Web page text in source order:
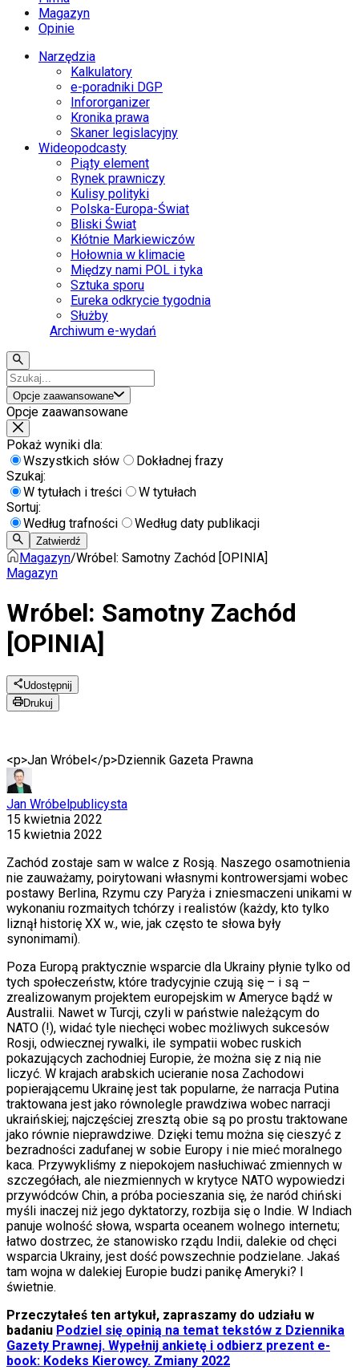
Magazyn
Opinie
Narzędzia
Kalkulatory
e-poradniki DGP
Infororganizer
Kronika prawa
Skaner legislacyjny
Wideopodcasty
Piąty element
Rynek prawniczy
Kulisy polityki
Polska-Europa-Świat
Bliski Świat
Kłótnie Markiewiczów
Hołownia w klimacie
Między nami POL i tyka
Sztuka sporu
Eureka odkrycie tygodnia
Służby
Archiwum e-wydań
Opcje zaawansowane
Opcje zaawansowane
Pokaż wyniki dla:
Wszystkich słów
Dokładnej frazy
Szukaj:
W tytułach i treści
W tytułach
Sortuj:
Według trafności
Według daty publikacji
Zatwierdź
Magazyn/Wróbel: Samotny Zachód [OPINIA]
Magazyn
Wróbel: Samotny Zachód
[OPINIA]
Udostępnij
Drukuj
<p>Jan Wróbel</p>Dziennik Gazeta Prawna
Jan Wróbelpublicysta
15 kwietnia 2022
15 kwietnia 2022
Zachód zostaje sam w walce z Rosją. Naszego osamotnienia
nie zauważamy, poirytowani własnymi kontrowersjami wobec
postawy Berlina, Rzymu czy Paryża i zniesmaczeni unikami w
wykonaniu rozmaitych tchórzy i realistów (każdy, kto tylko
liznął historię XX w., wie, jak często te słowa były
synonimami).
Poza Europą praktycznie wsparcie dla Ukrainy płynie tylko od
tych społeczeństw, które tradycyjnie czują się – i są –
zrealizowanym projektem europejskim w Ameryce bądź w
Australii. Nawet w Turcji, czyli w państwie należącym do
NATO (!), widać tyle niechęci wobec możliwych sukcesów
Rosji, odwiecznej rywalki, ile sympatii wobec ruskich
pokazujących zachodniej Europie, że można się z nią nie
liczyć. W krajach arabskich ucieranie nosa Zachodowi
popierającemu Ukrainę jest tak popularne, że narracja Putina
traktowana jest jako równolegle prawdziwa wobec narracji
ukraińskiej; najczęściej zresztą obie są po prostu traktowane
jako równie nieprawdziwe. Dzięki temu można się cieszyć z
bezradności zadufanej w sobie Europy i nie mieć moralnego
kaca. Przywykliśmy z niepokojem nasłuchiwać zmiennych w
szczegółach, ale niezmiennych w krytyce NATO wypowiedzi
przywódców Chin, a próba pocieszania się, że naród chiński
myśli inaczej niż jego dyktatorzy, rozbija się o Indie. W Indiach
panuje wolność słowa, wsparta oceanem wolnego internetu;
łatwo dostrzec, że stanowisko rządu Indii, dalekie od chęci
wsparcia Ukrainy, jest dość powszechnie podzielane. Jakaś
tam wojna w dalekiej Europie budzi panikę Ameryki? I
świetnie.
Przeczytałeś ten artykuł, zapraszamy do udziału w
badaniu Podziel się opinią na temat tekstów z Dziennika
Gazety Prawnej. Wypełnij ankietę i odbierz prezent e-
book: Kodeks Kierowcy. Zmiany 2022